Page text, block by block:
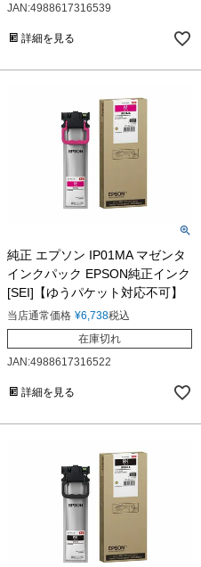
JAN:4988617316539
詳細を見る
純正 エプソン IP01MA マゼンタ
インクパック EPSON純正インク
[SEI]【ゆうパケット対応不可】
当店通常価格 ¥6,738税込
在庫切れ
JAN:4988617316522
詳細を見る